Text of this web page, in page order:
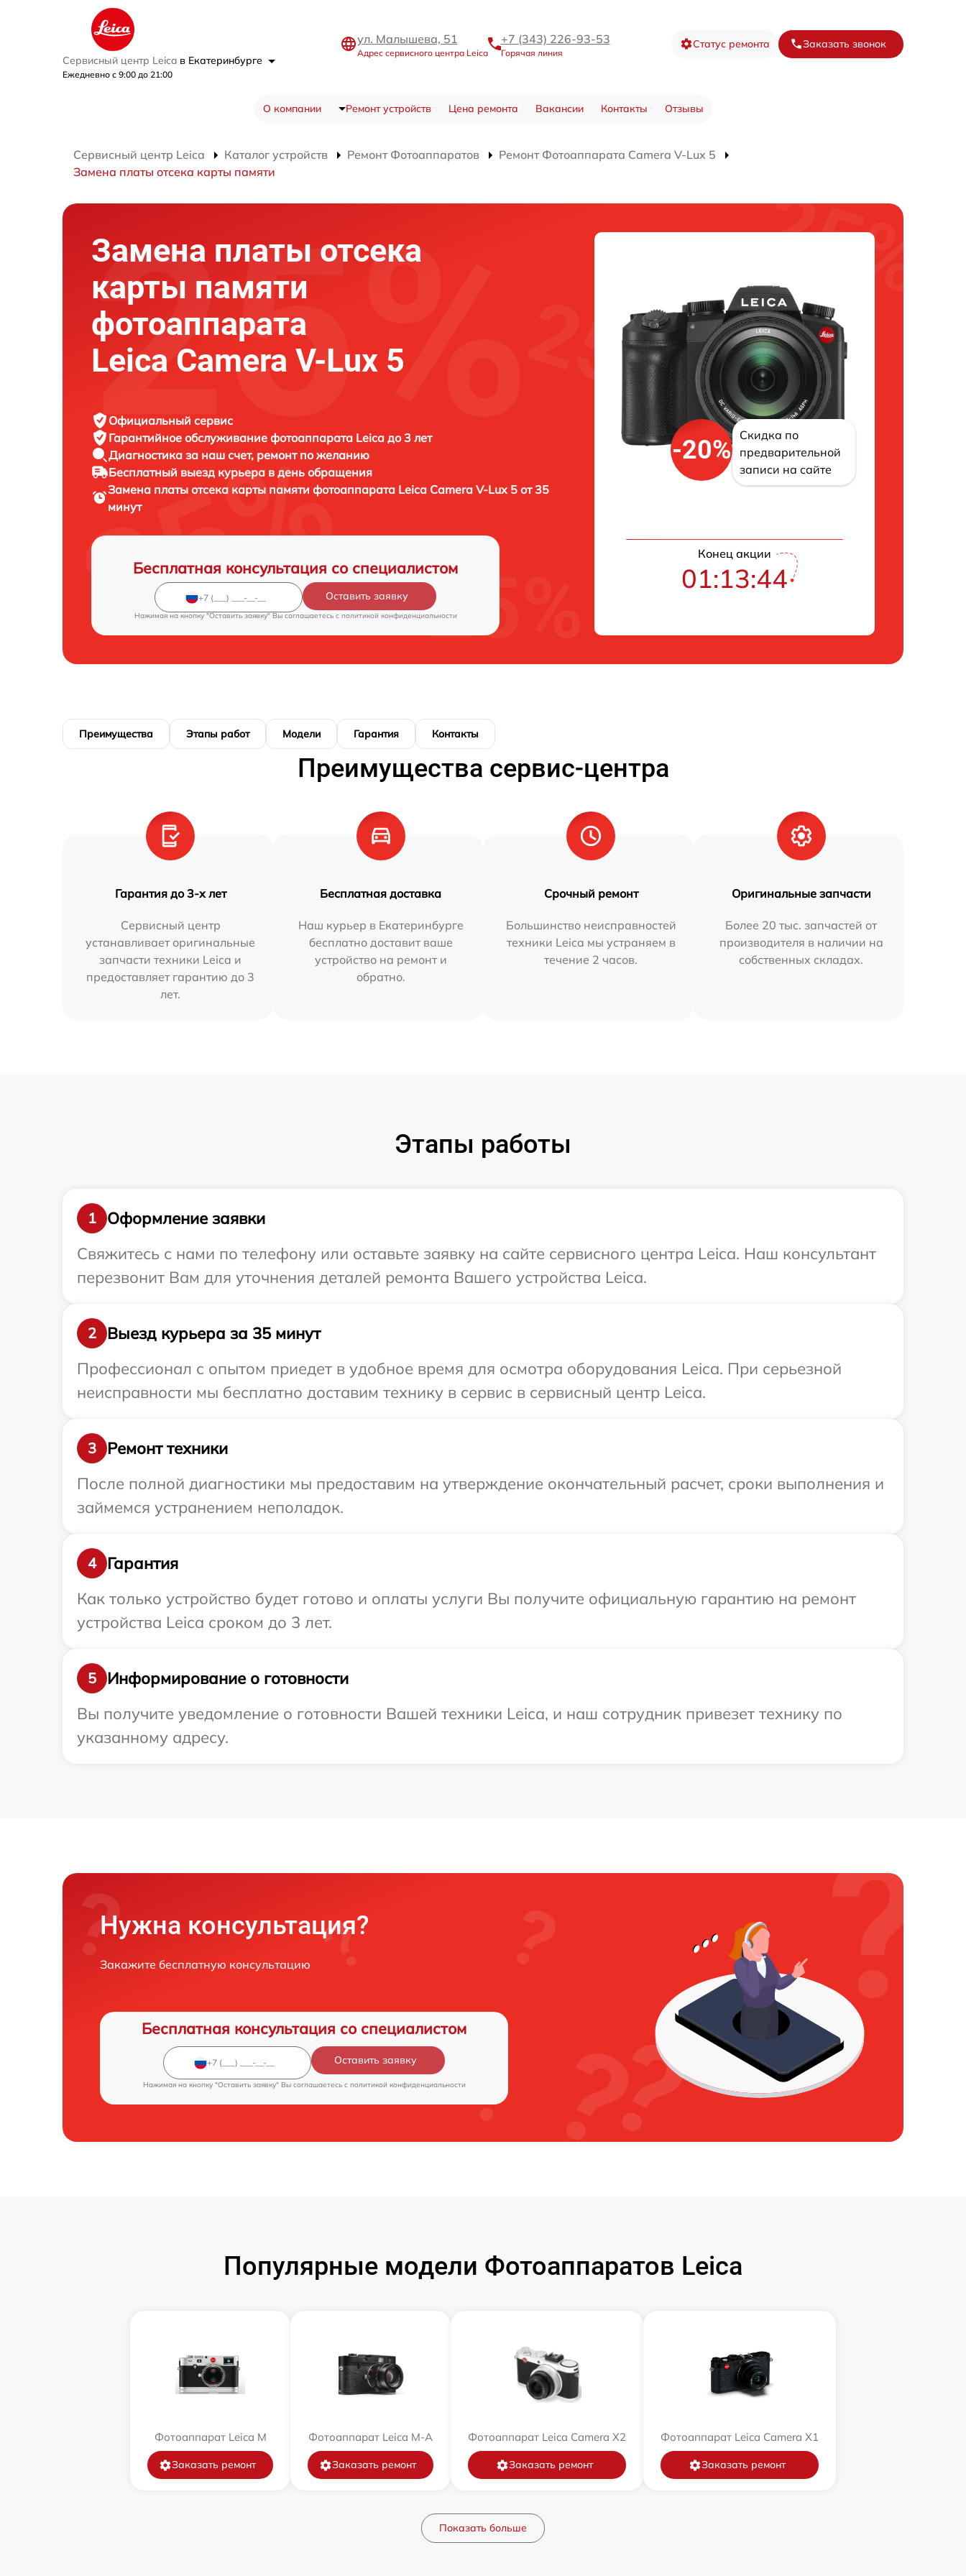
Сервисный центр Leica в Екатеринбурге
Ежедневно с 9:00 до 21:00
ул. Малышева, 51
Адрес сервисного центра Leica
+7 (343) 226-93-53
Горячая линия
Статус ремонта Заказать звонок
О компании Ремонт устройств Цена ремонта Вакансии Контакты Отзывы
Сервисный центр Leica Каталог устройств Ремонт Фотоаппаратов
Ремонт Фотоаппарата Camera V-Lux 5
Замена платы отсека карты памяти
Замена платы отсека
карты памяти
фотоаппарата
Leica Camera V-Lux 5
Официальный сервис
Гарантийное обслуживание фотоаппарата Leica до 3 лет
Диагностика за наш счет, ремонт по желанию
Бесплатный выезд курьера в день обращения
Замена платы отсека карты памяти фотоаппарата Leica Camera V-Lux 5 от 35
минут
Бесплатная консультация со специалистом
Оставить заявку
Нажимая на кнопку "Оставить заявку" Вы соглашаетесь c политикой конфиденциальности
-20%
Скидка по
предварительной
записи на сайте
Конец акции
01:13:43
Преимущества Этапы работ Модели Гарантия Контакты
Преимущества сервис-центра
Гарантия до 3-х лет
Сервисный центр
устанавливает оригинальные
запчасти техники Leica и
предоставляет гарантию до 3
лет.
Бесплатная доставка
Наш курьер в Екатеринбурге
бесплатно доставит ваше
устройство на ремонт и
обратно.
Срочный ремонт
Большинство неисправностей
техники Leica мы устраняем в
течение 2 часов.
Оригинальные запчасти
Более 20 тыс. запчастей от
производителя в наличии на
собственных складах.
Этапы работы
1
Оформление заявки
Свяжитесь с нами по телефону или оставьте заявку на сайте сервисного центра Leica. Наш консультант
перезвонит Вам для уточнения деталей ремонта Вашего устройства Leica.
2
Выезд курьера за 35 минут
Профессионал с опытом приедет в удобное время для осмотра оборудования Leica. При серьезной
неисправности мы бесплатно доставим технику в сервис в сервисный центр Leica.
3
Ремонт техники
После полной диагностики мы предоставим на утверждение окончательный расчет, сроки выполнения и
займемся устранением неполадок.
4
Гарантия
Как только устройство будет готово и оплаты услуги Вы получите официальную гарантию на ремонт
устройства Leica сроком до 3 лет.
5
Информирование о готовности
Вы получите уведомление о готовности Вашей техники Leica, и наш сотрудник привезет технику по
указанному адресу.
Нужна консультация?
Закажите бесплатную консультацию
Бесплатная консультация со специалистом
Оставить заявку
Нажимая на кнопку "Оставить заявку" Вы соглашаетесь c политикой конфиденциальности
Популярные модели Фотоаппаратов Leica
Фотоаппарат Leica M
Заказать ремонт
Фотоаппарат Leica M-A
Заказать ремонт
Фотоаппарат Leica Camera X2
Заказать ремонт
Фотоаппарат Leica Camera X1
Заказать ремонт
Показать больше